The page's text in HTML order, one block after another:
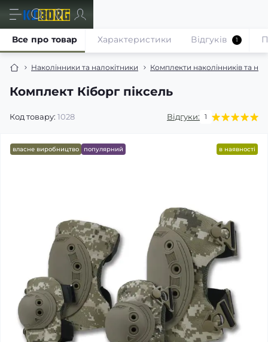
Наколінники та налокітники Комплекти наколінників та
Комплект Кіборг піксель
Код товару: 1028 Відгуки: 1
Все про товар Характеристики Відгуків 1
власне виробництво популярний в наявності